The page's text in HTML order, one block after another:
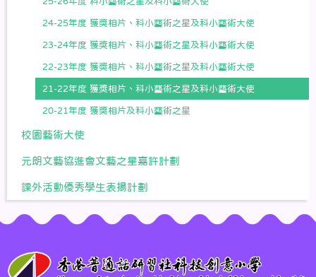
24-25年度 獲獎相片、科小藝術之星及科小藝術大使
23-24年度 獲獎相片、科小藝術之星及科小藝術大使
22-23年度 獲獎相片、科小藝術之星及科小藝術大使
21-22年度 獲獎相片、科小藝術之星及科小藝術大使
20-21年度 獲獎相片及科小藝術之星
校園藝術大使
元朗文藝協進會文藝之星嘉許計劃
課外活動優秀學生表揚計劃